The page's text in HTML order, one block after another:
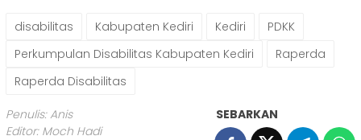
disabilitas Kabupaten Kediri Kediri
PDKK
Perkumpulan Disabilitas Kabupaten Kediri
Raperda
Raperda Disabilitas
Penulis: Anis
Editor: Moch Hadi
SEBARKAN